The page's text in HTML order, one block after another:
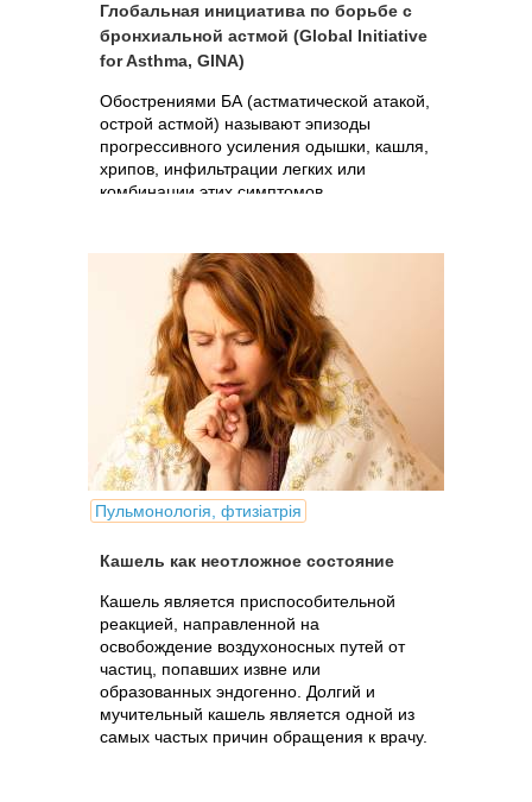
Глобальная инициатива по борьбе с
бронхиальной астмой (Global Initiative
for Asthma, GINA)
Обострениями БА (астматической атакой,
острой астмой) называют эпизоды
прогрессивного усиления одышки, кашля,
хрипов, инфильтрации легких или
комбинации этих симптомов.
Пульмонологія, фтизіатрія
Кашель как неотложное состояние
Кашель является приспособительной
реакцией, направленной на
освобождение воздухоносных путей от
частиц, попавших извне или
образованных эндогенно. Долгий и
мучительный кашель является одной из
самых частых причин обращения к врачу.